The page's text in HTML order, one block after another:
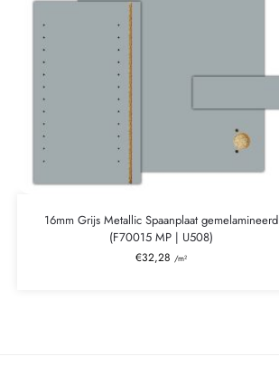
16mm Grijs Metallic Spaanplaat gemelamineerd
(F70015 MP | U508)
€32,28 /m²